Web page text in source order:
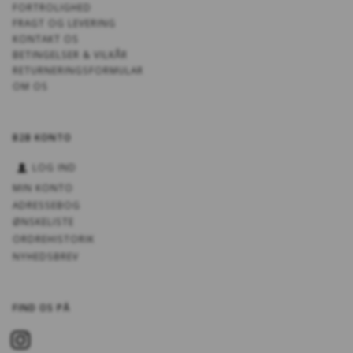
FORTROLIGHED
FRAGT OG LEVERING
KONTAKT OS
BETINGELSER & VILKÅR
RETURNERINGSFORMULAR
OM OS
B2B KONTO
LOG IND
MIN KONTO
ADRESSEBOG
ØNSKELISTE
ORDREHISTORIK
NYHEDSBREV
FIND OS PÅ